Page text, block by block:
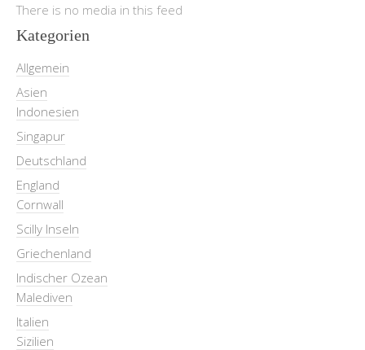
There is no media in this feed
Kategorien
Allgemein
Asien
Indonesien
Singapur
Deutschland
England
Cornwall
Scilly Inseln
Griechenland
Indischer Ozean
Malediven
Italien
Sizilien